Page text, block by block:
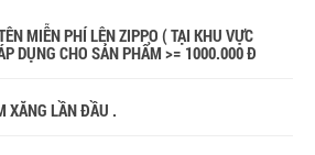
MIỄN PHÍ LÊN ZIPPO ( TẠI KHU VỰC
DỤNG CHO SẢN PHẨM >= 1000.000 Đ
XĂNG LẦN ĐẦU .